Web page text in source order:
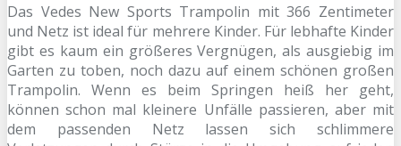
Das Vedes New Sports Trampolin mit 366 Zentimeter
und Netz ist ideal für mehrere Kinder. Für lebhafte Kinder
gibt es kaum ein größeres Vergnügen, als ausgiebig im
Garten zu toben, noch dazu auf einem schönen großen
Trampolin. Wenn es beim Springen heiß her geht,
können schon mal kleinere Unfälle passieren, aber mit
dem passenden Netz lassen sich schlimmere